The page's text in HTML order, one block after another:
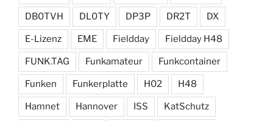
DB0TVH DL0TY DP3P DR2T DX
E-Lizenz EME Fieldday Fieldday H48
FUNK.TAG Funkamateur Funkcontainer
Funken Funkerplatte H02 H48
Hamnet Hannover ISS KatSchutz